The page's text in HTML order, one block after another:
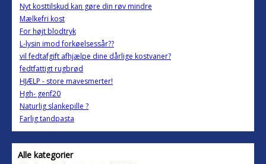
Nyt kosttilskud kan gøre din røv mindre
Mælkefri kost
For højt blodtryk
L-lysin imod forkøelsessår??
vil fedtafgift afhjælpe dine dårlige kostvaner?
fedtfattigt rugbrød
HJÆLP - store mavesmerter!
Hgh- genf20
Naturlig slankepille ?
Farlig tandpasta
Alle kategorier